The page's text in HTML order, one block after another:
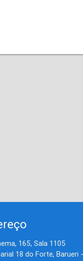
165, Sala 1105
18 do Forte, Barueri